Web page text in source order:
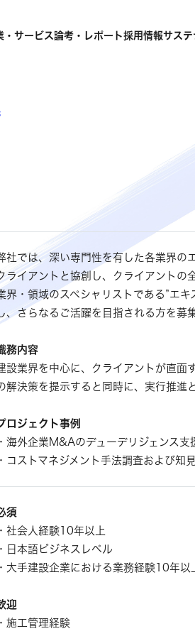
・サービス論考・レポート採用情報サステ
社では、深い専門性を有した各業界の
ライアントと協創し、クライアントの
界・領域のスペシャリストである”エ
、さらなるご活躍を目指される方を募
務内容
設業界を中心に、クライアントが直面
解決策を提示すると同時に、実行推進
ロジェクト事例
海外企業M&Aのデューデリジェンス支
コストマネジメント手法調査および知
須
社会人経験10年以上
日本語ビジネスレベル
大手建設企業における業務経験10年以
迎
施工管理経験